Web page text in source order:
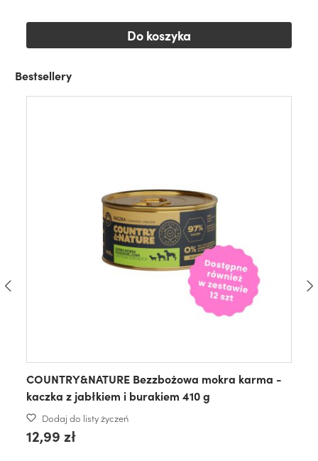
Do koszyka
Bestsellery
COUNTRY&NATURE Bezzbożowa mokra karma -
kaczka z jabłkiem i burakiem 410 g
Dodaj do listy życzeń
12,99 zł